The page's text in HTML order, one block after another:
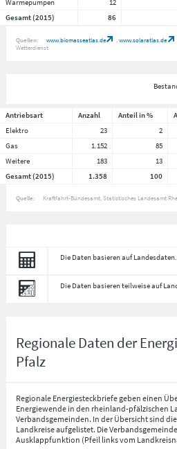
Wärmepumpen
12
Gesamt (2015)
86
Quellen: www.biomasseatlas.de www.solaratlas.de
Wetterdienst
Antriebsart Anzahl Anteil in %
Elektro
23 2
Gas
1.152 85
Weitere
183 13
Gesamt (2015)
1.358 100
Quelle: Kraftfahrt-Bundesamt, Statistisches Landesamt
Die Daten basieren auf Landesdaten.
Die Daten basieren teilweise auf
Regionale Daten der
Pfalz
Regionale Energiesteckbriefe geben einen
Energiewende in den rheinland-pfälzischen
Verbandsgemeinden. In der Übersicht sind
Landkreise aufgelistet. Die
Ausklappfunktion (Pfeil links vom